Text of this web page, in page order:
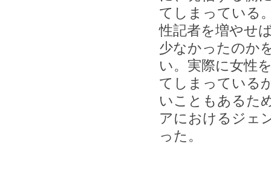
てしまっている
性記者を増やせ
少なかったのか
い。実際に女性
てしまっている
いこともあるた
アにおけるジェ
った。